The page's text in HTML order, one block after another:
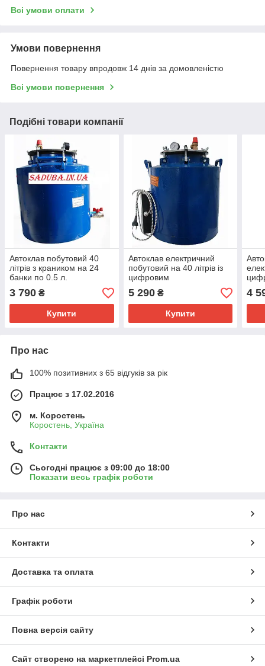
Всі умови оплати
Умови повернення
Повернення товару впродовж 14 днів за домовленістю
Всі умови повернення
Подібні товари компанії
Автоклав побутовий 40
літрів з краником на 24
банки по 0.5 л.
3 790 ₴
Купити
Автоклав електричний
побутовий на 40 літрів із
цифровим
терморегулятором
5 290₴
Купити
4
Про нас
100% позитивних з 65 відгуків за рік
Працює з 17.02.2016
м. Коростень
Коростень, Україна
Контакти
Сьогодні працює з 09:00 до 18:00
Показати весь графік роботи
Про нас
Контакти
Доставка та оплата
Графік роботи
Повна версія сайту
Сайт створено на маркетплейсі Prom.ua